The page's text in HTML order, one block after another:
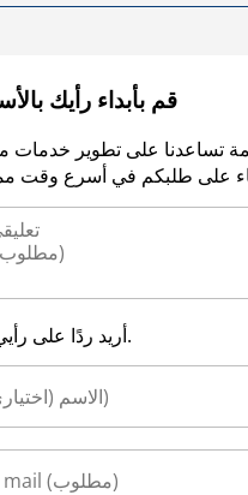
قم بأبداء رأيك
تساعدنا على تطوير خدمات
أريد ردًا على رأيي.